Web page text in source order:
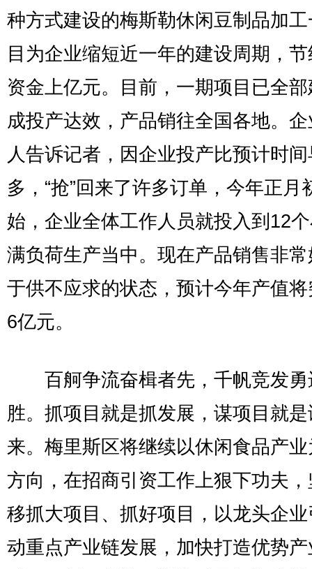
种方式建设的梅斯勒休闲豆制品加
目为企业缩短近一年的建设周期，
资金上亿元。目前，一期项目已全
成投产达效，产品销往全国各地。
人告诉记者，因企业投产比预计时
多，“抢”回来了许多订单，今年正月
始，企业全体工作人员就投入到12
满负荷生产当中。现在产品销售非
于供不应求的状态，预计今年产值
6亿元。
百舸争流奋楫者先，千帆竞发勇
胜。抓项目就是抓发展，谋项目就
来。梅里斯区将继续以休闲食品产
方向，在招商引资工作上狠下功夫
移抓大项目、抓好项目，以龙头企
动重点产业链发展，加快打造优势